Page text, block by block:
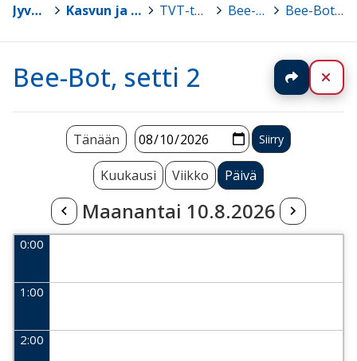
Jyväskylä Kasvun ja oppimisen TVT-tuki > TVT-tarvikelainaamo > Bee-Bot -robotit > Bee-Bot, setti 2
Bee-Bot, setti 2 Jaa
Kuukausi Viikko Päivä
Maanantai 10.8.2026
Tänään
0:00
1:00
2:00